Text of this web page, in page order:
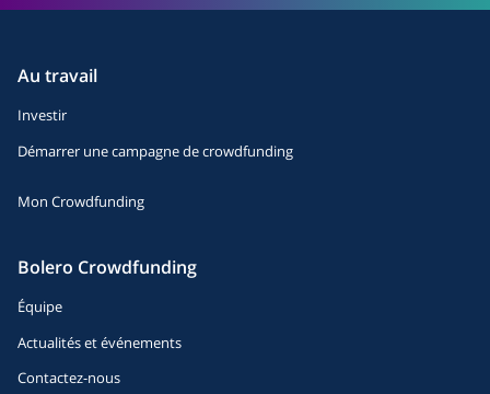
Au travail
Investir
Démarrer une campagne de crowdfunding
Mon Crowdfunding
Bolero Crowdfunding
Équipe
Actualités et événements
Contactez-nous